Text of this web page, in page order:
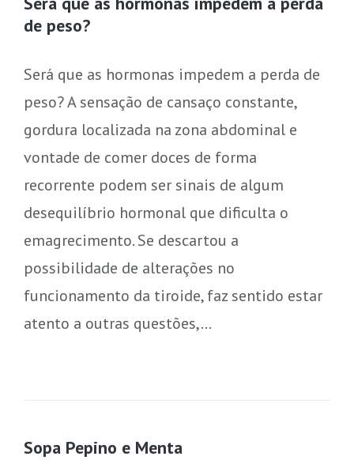
de peso?
Será que as hormonas impedem a perda de
peso? A sensação de cansaço constante,
gordura localizada na zona abdominal e
vontade de comer doces de forma
recorrente podem ser sinais de algum
desequilíbrio hormonal que dificulta o
emagrecimento. Se descartou a
possibilidade de alterações no
funcionamento da tiroide, faz sentido estar
atento a outras questões,…
Sopa Pepino e Menta